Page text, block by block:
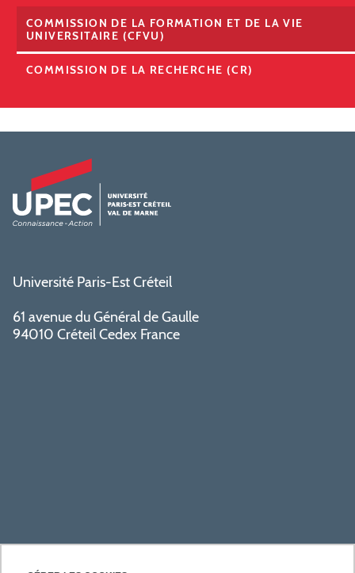
COMMISSION DE LA FORMATION ET DE LA VIE
UNIVERSITAIRE (CFVU)
COMMISSION DE LA RECHERCHE (CR)
Université Paris-Est Créteil
61 avenue du Général de Gaulle
94010 Créteil Cedex France